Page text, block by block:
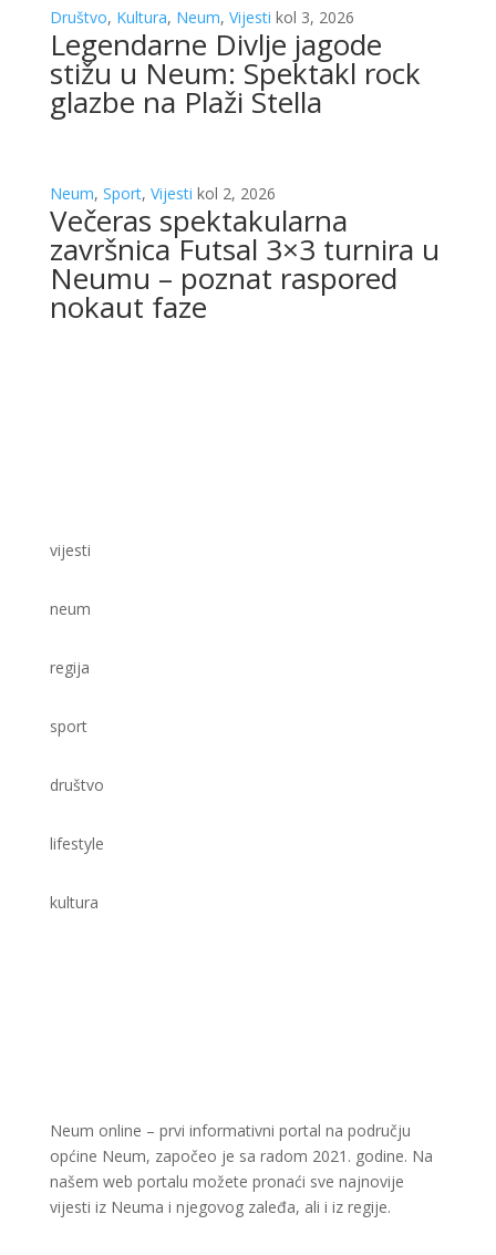
Društvo, Kultura, Neum, Vijesti kol 3, 2026
Legendarne Divlje jagode
stižu u Neum: Spektakl rock
glazbe na Plaži Stella
Neum, Sport, Vijesti kol 2, 2026
Večeras spektakularna
završnica Futsal 3×3 turnira u
Neumu – poznat raspored
nokaut faze
vijesti
neum
regija
sport
društvo
lifestyle
kultura
Neum online – prvi informativni portal na području
općine Neum, započeo je sa radom 2021. godine. Na
našem web portalu možete pronaći sve najnovije
vijesti iz Neuma i njegovog zaleđa, ali i iz regije.